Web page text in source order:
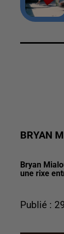
BRYAN
Bryan
une rixe
Publié :